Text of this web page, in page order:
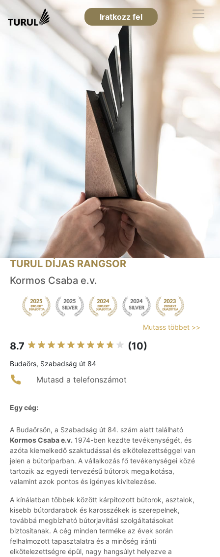
Iratkozz fel
TURUL DÍJAS RANGSOR
Kormos Csaba e.v.
Mutass többet >>
8.7 (10)
Budaörs, Szabadság út 84
Mutasd a telefonszámot
Egy cég:
A Budaörsön, a Szabadság út 84. szám alatt található
Kormos Csaba e.v. 1974-ben kezdte tevékenységét, és
azóta kiemelkedő szaktudással és elkötelezettséggel van
jelen a bútoriparban. A vállalkozás fő tevékenységei közé
tartozik az egyedi tervezésű bútorok megalkotása,
valamint azok pontos és igényes kivitelezése.
A kínálatban többek között kárpitozott bútorok, asztalok,
kisebb bútordarabok és karosszékek is szerepelnek,
továbbá megbízható bútorjavítási szolgáltatásokat
biztosítanak. A cég minden terméke az évek során
felhalmozott tapasztalatra és a minőség iránti
elkötelezettségre épül, nagy hangsúlyt helyezve a